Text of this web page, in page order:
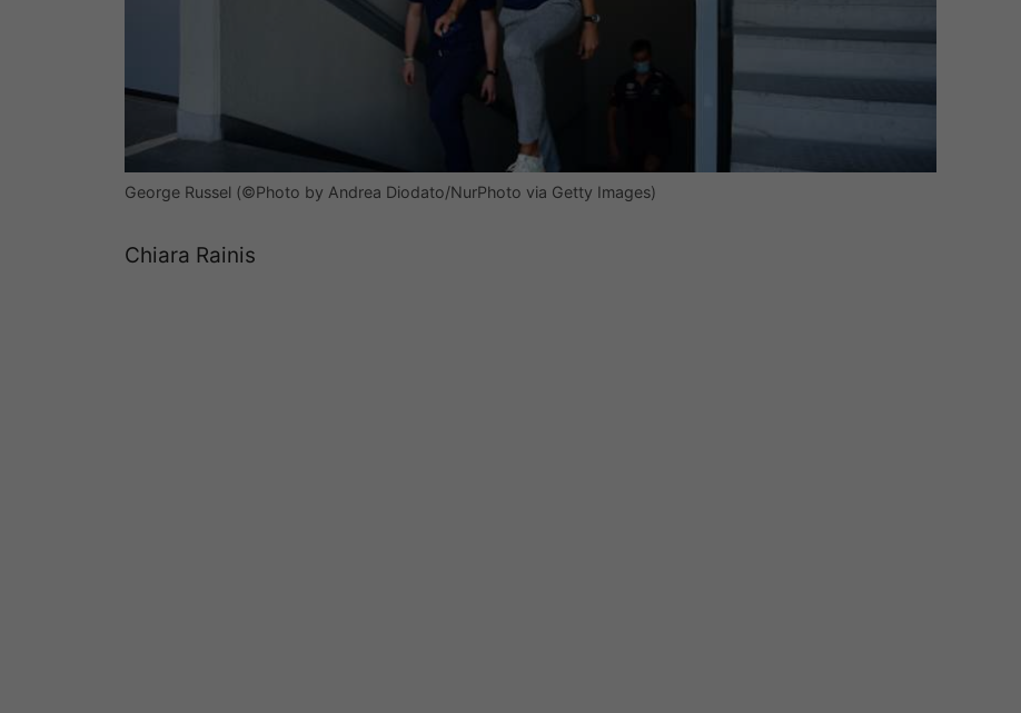
George Russel (©Photo by Andrea Diodato/NurPhoto via Getty Images)
Chiara Rainis